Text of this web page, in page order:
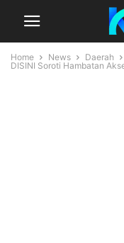
Home News Daerah
DISINI Soroti Hambatan